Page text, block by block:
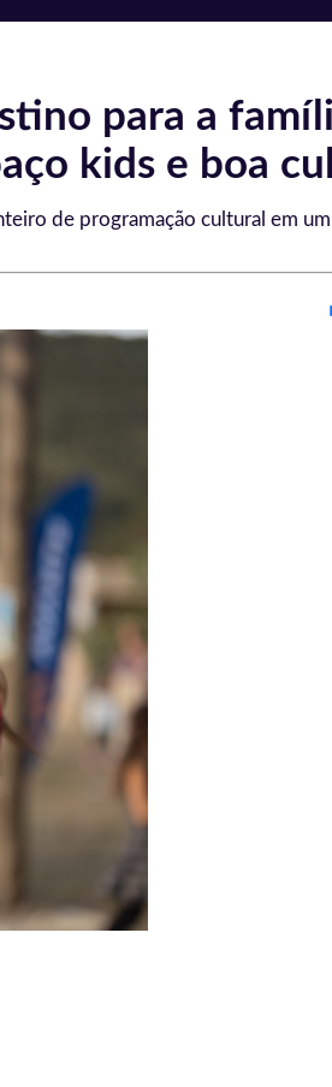
para a
kids e boa
de programação cultural em